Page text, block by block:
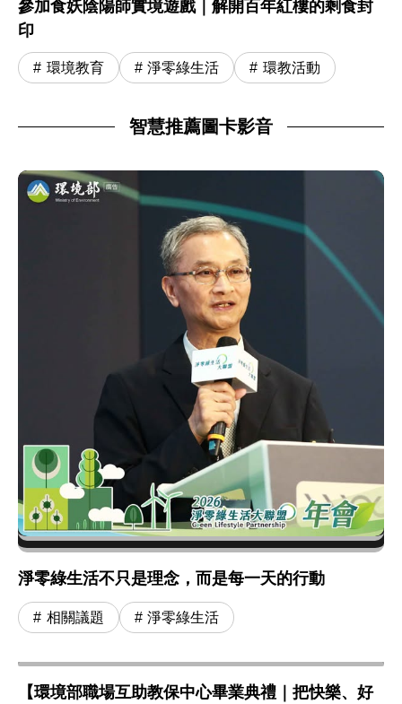
參加食妖陰陽師實境遊戲｜解開百年紅樓的剩食封
印
環境教育 淨零綠生活 環教活動
智慧推薦圖卡影音
淨零綠生活不只是理念，而是每一天的行動
相關議題 淨零綠生活
【環境部職場互助教保中心畢業典禮｜把快樂、好